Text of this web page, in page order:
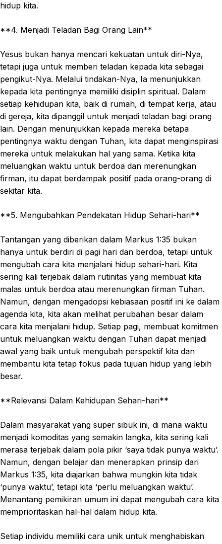
hidup kita.
**4. Menjadi Teladan Bagi Orang Lain**
Yesus bukan hanya mencari kekuatan untuk diri-Nya,
tetapi juga untuk memberi teladan kepada kita sebagai
pengikut-Nya. Melalui tindakan-Nya, Ia menunjukkan
kepada kita pentingnya memiliki disiplin spiritual. Dalam
setiap kehidupan kita, baik di rumah, di tempat kerja, atau
di gereja, kita dipanggil untuk menjadi teladan bagi orang
lain. Dengan menunjukkan kepada mereka betapa
pentingnya waktu dengan Tuhan, kita dapat menginspirasi
mereka untuk melakukan hal yang sama. Ketika kita
meluangkan waktu untuk berdoa dan merenungkan
firman, itu dapat berdampak positif pada orang-orang di
sekitar kita.
**5. Mengubahkan Pendekatan Hidup Sehari-hari**
Tantangan yang diberikan dalam Markus 1:35 bukan
hanya untuk berdiri di pagi hari dan berdoa, tetapi untuk
mengubah cara kita menjalani hidup sehari-hari. Kita
sering kali terjebak dalam rutinitas yang membuat kita
malas untuk berdoa atau merenungkan firman Tuhan.
Namun, dengan mengadopsi kebiasaan positif ini ke dalam
agenda kita, kita akan melihat perubahan besar dalam
cara kita menjalani hidup. Setiap pagi, membuat komitmen
untuk meluangkan waktu dengan Tuhan dapat menjadi
awal yang baik untuk mengubah perspektif kita dan
membantu kita tetap fokus pada tujuan hidup yang lebih
besar.
**Relevansi Dalam Kehidupan Sehari-hari**
Dalam masyarakat yang super sibuk ini, di mana waktu
menjadi komoditas yang semakin langka, kita sering kali
merasa terjebak dalam pola pikir ‘saya tidak punya waktu’.
Namun, dengan belajar dan menerapkan prinsip dari
Markus 1:35, kita diajarkan bahwa mungkin kita tidak
‘punya waktu’, tetapi kita ‘perlu meluangkan waktu’.
Menantang pemikiran umum ini dapat mengubah cara kita
memprioritaskan hal-hal dalam hidup kita.
Setiap individu memiliki cara unik untuk menghabiskan